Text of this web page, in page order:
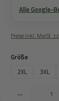
Alle Google-
Preise inkl. MwSt.
Größe
2XL
3XL